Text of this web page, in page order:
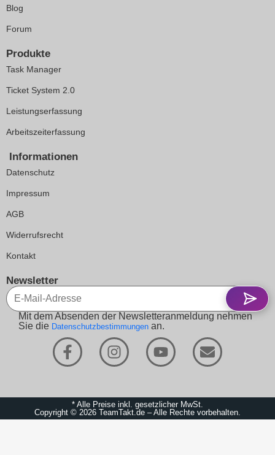
Blog
Forum
Produkte
Task Manager
Ticket System 2.0
Leistungserfassung
Arbeitszeiterfassung
Informationen
Datenschutz
Impressum
AGB
Widerrufsrecht
Kontakt
Newsletter
Mit dem Absenden der Newsletteranmeldung nehmen
Sie die Datenschutzbestimmungen an.
* Alle Preise inkl. gesetzlicher MwSt.
Copyright © 2026 TeamTakt.de – Alle Rechte vorbehalten.